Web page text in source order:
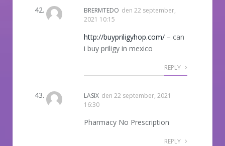
BRERMTEDO den 22 september,
2021 10:15
http://buypriligyhop.com/ – can
i buy priligy in mexico
REPLY
LASIX den 22 september, 2021
16:30
Pharmacy No Prescription
REPLY